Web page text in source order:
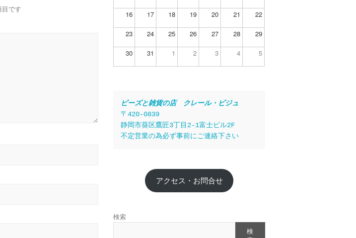
目です
16 17 18 19 20 21 22
23 24 25 26 27 28 29
30 31 1 2 3 4 5
ビーズと雑貨の店　クレール・ビジュ
〒420-0839
静岡市葵区鷹匠3丁目2-1富士ビル2F
不定営業の為必ず事前にご連絡下さい
アクセス・お問合せ
検索
検